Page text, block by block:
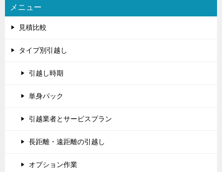
メニュー
見積比較
タイプ別引越し
引越し時期
単身パック
引越業者とサービスプラン
長距離・遠距離の引越し
オプション作業